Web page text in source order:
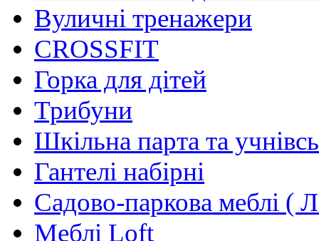
Вуличні тренажери
CROSSFIT
Горка для дітей
Трибуни
Шкільна парта та
Гантелі набірні
Садово-паркова меблі (
Меблі Loft